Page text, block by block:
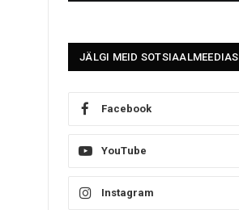
JÄLGI MEID SOTSIAALMEEDIAS
Facebook
YouTube
Instagram